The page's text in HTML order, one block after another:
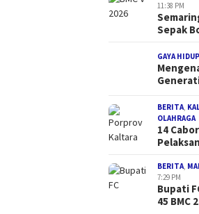
11:38 PM
Sepak
GAYA HIDUP
BERITA,
OLAHRAGA
14
BERITA,
7:29 PM
Bupati
45 BMC